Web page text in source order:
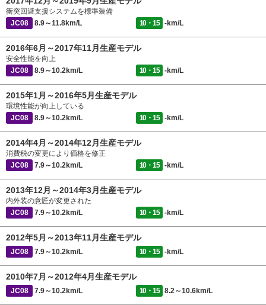
衝突回避支援システムを標準装備
JC08
8.9～11.8km/L 10・15 -km/L
2016年6月～2017年11月生産モデル
安全性能を向上
JC08
8.9～10.2km/L 10・15 -km/L
2015年1月～2016年5月生産モデル
環境性能が向上している
JC08
8.9～10.2km/L 10・15 -km/L
2014年4月～2014年12月生産モデル
消費税の変更により価格を修正
JC08
7.9～10.2km/L 10・15 -km/L
2013年12月～2014年3月生産モデル
内外装の意匠が変更された
JC08
7.9～10.2km/L 10・15 -km/L
2012年5月～2013年11月生産モデル
JC08 7.9～10.2km/L 10・15 -km/L
2010年7月～2012年4月生産モデル
JC08 7.9～10.2km/L 10・15 8.2～10.6km/L